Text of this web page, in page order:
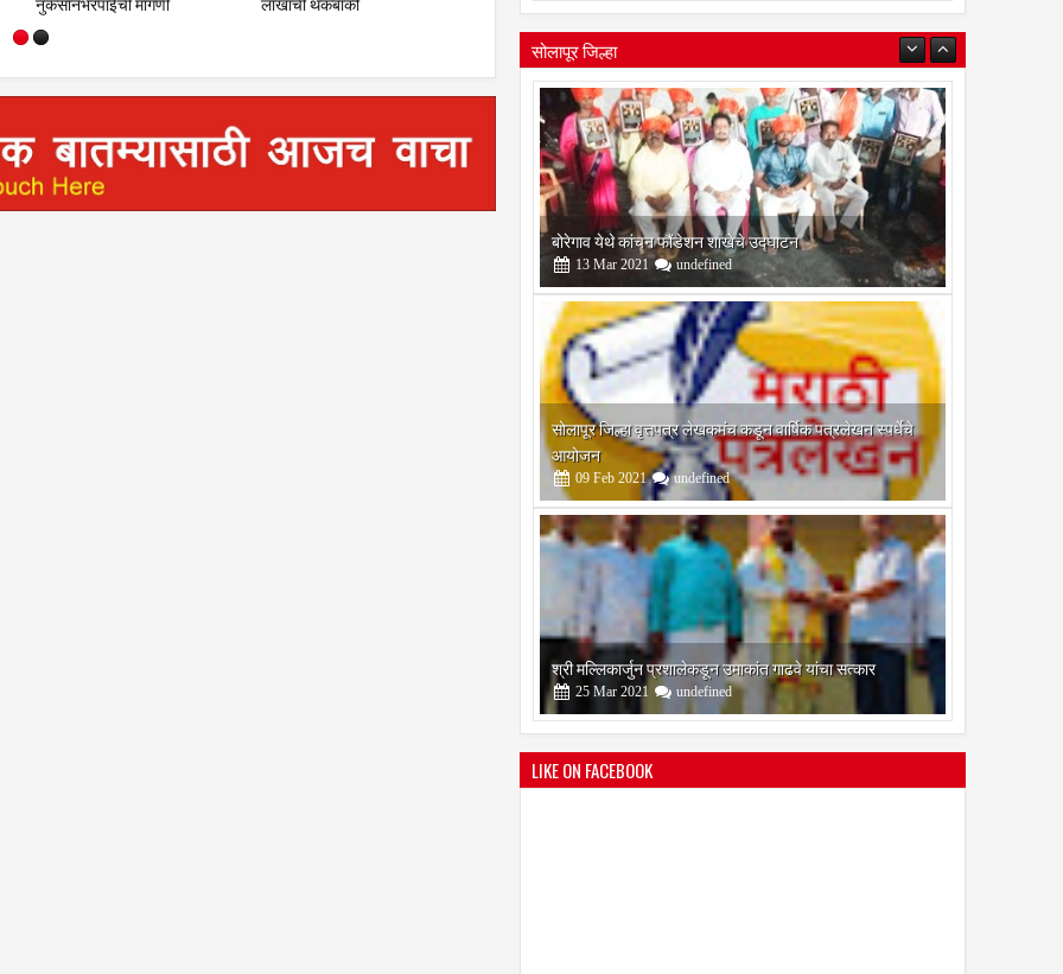
सोलापूर जिल्हा
बोरेगाव येथे कांचन फौंडेशन शाखेचे उद्घाटन
13 Mar 2021 undefined
सोलापूर जिल्हा वृत्तपत्र लेखकमंच कडून वार्षिक पत्रलेखन स्पर्धेचे
आयोजन
09 Feb 2021 undefined
श्री मल्लिकार्जुन प्रशालेकडून उमाकांत गाढवे यांचा सत्कार
25 Mar 2021 undefined
LIKE ON FACEBOOK